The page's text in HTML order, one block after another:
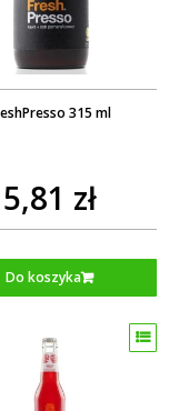
315 ml
5,81 zł
Do koszyka